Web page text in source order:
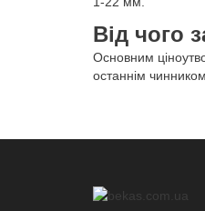
Від чого
Основним
останнім